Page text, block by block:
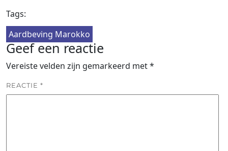
Tags:
Aardbeving Marokko
Geef een reactie
Vereiste velden zijn gemarkeerd met*
REACTIE *